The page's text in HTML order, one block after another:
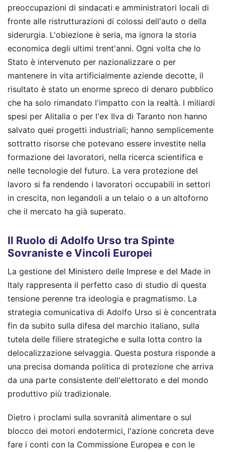
preoccupazioni di sindacati e amministratori locali di
fronte alle ristrutturazioni di colossi dell'auto o della
siderurgia. L'obiezione è seria, ma ignora la storia
economica degli ultimi trent'anni. Ogni volta che lo
Stato è intervenuto per nazionalizzare o per
mantenere in vita artificialmente aziende decotte, il
risultato è stato un enorme spreco di denaro pubblico
che ha solo rimandato l'impatto con la realtà. I miliardi
spesi per Alitalia o per l'ex Ilva di Taranto non hanno
salvato quei progetti industriali; hanno semplicemente
sottratto risorse che potevano essere investite nella
formazione dei lavoratori, nella ricerca scientifica e
nelle tecnologie del futuro. La vera protezione del
lavoro si fa rendendo i lavoratori occupabili in settori
in crescita, non legandoli a un telaio o a un altoforno
che il mercato ha già superato.
Il Ruolo di Adolfo Urso tra Spinte
Sovraniste e Vincoli Europei
La gestione del Ministero delle Imprese e del Made in
Italy rappresenta il perfetto caso di studio di questa
tensione perenne tra ideologia e pragmatismo. La
strategia comunicativa di Adolfo Urso si è concentrata
fin da subito sulla difesa del marchio italiano, sulla
tutela delle filiere strategiche e sulla lotta contro la
delocalizzazione selvaggia. Questa postura risponde a
una precisa domanda politica di protezione che arriva
da una parte consistente dell'elettorato e del mondo
produttivo più tradizionale.
Dietro i proclami sulla sovranità alimentare o sul
blocco dei motori endotermici, l'azione concreta deve
fare i conti con la Commissione Europea e con le